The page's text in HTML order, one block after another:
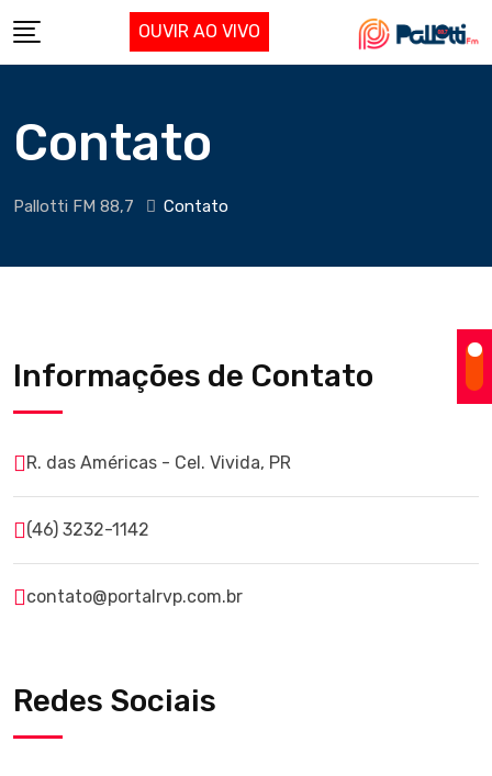
OUVIR AO VIVO
Contato
Pallotti FM 88,7 Contato
Informações de Contato
R. das Américas - Cel. Vivida, PR
(46) 3232-1142
contato@portalrvp.com.br
Redes Sociais